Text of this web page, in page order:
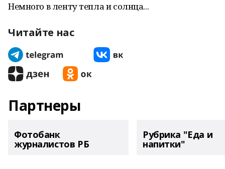
Немного в ленту тепла и солнца...
Читайте нас
Партнеры
Фотобанк
журналистов РБ
Рубрика "Еда и
напитки"